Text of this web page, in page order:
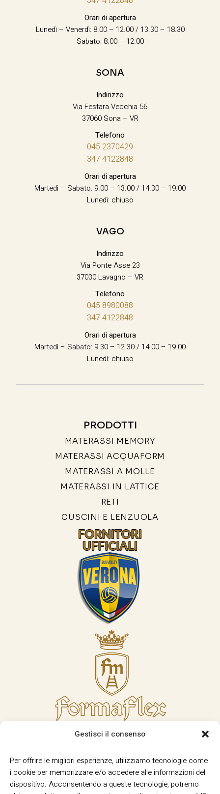
Gestisci il consenso
Per offrire le migliori esperienze, utilizziamo tecnologie come
i cookie per memorizzare e/o accedere alle informazioni del
dispositivo. Acconsentendo a queste tecnologie, potremo
Orari di apertura
Lunedì – Venerdì: 8.00 – 12.00 / 13.30 – 18.30
Sabato: 8.00 – 12.00
SONA
Indirizzo
Via Festara Vecchia 56
37060 Sona – VR
Telefono
045 2370429
347 4122848
Orari di apertura
Martedì – Sabato: 9.00 – 13.00 / 14.30 – 19.00
Lunedì: chiuso
VAGO
Indirizzo
Via Ponte Asse 23
37030 Lavagno – VR
Telefono
045 8980088
347 4122848
Orari di apertura
Martedì – Sabato: 9.30 – 12.30 / 14.00 – 19.00
Lunedì: chiuso
PRODOTTI
MATERASSI MEMORY
MATERASSI ACQUAFORM
MATERASSI A MOLLE
MATERASSI IN LATTICE
RETI
CUSCINI E LENZUOLA